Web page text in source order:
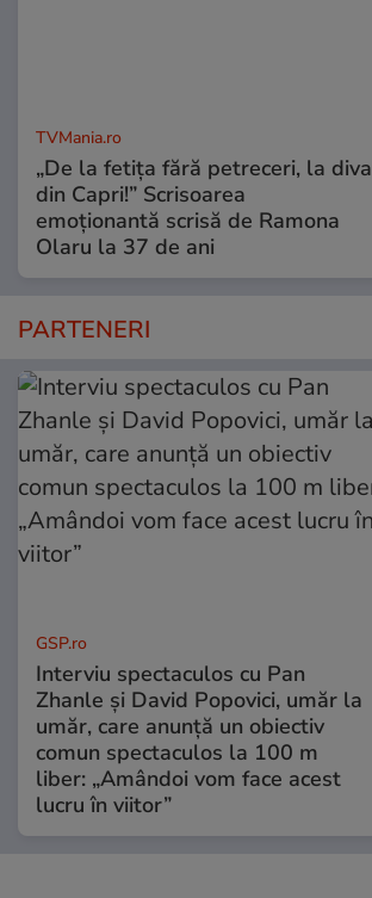
TVMania.ro
„De la fetița fără petreceri, la diva
din Capri!” Scrisoarea
emoționantă scrisă de Ramona
Olaru la 37 de ani
PARTENERI
GSP.ro
Interviu spectaculos cu Pan
Zhanle și David Popovici, umăr la
umăr, care anunță un obiectiv
comun spectaculos la 100 m
liber: „Amândoi vom face acest
lucru în viitor”